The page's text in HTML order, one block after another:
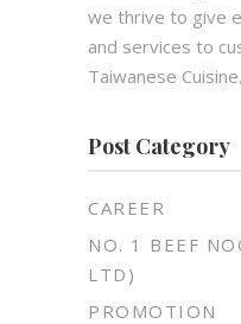
we thrive to give
and services to
Taiwanese Cuisine.
Post Category
CAREER
NO. 1 BEEF
LTD)
PROMOTION